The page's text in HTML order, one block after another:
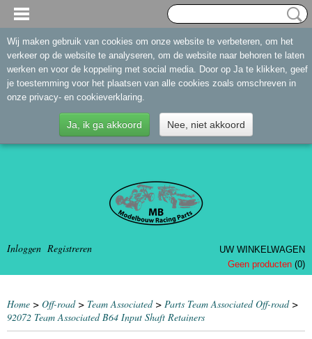
Inloggen Registreren
UW WINKELWAGEN
Geen producten (0)
Home > Off-road> Team Associated> Parts Team Associated Off-road>
92072 Team Associated B64 Input Shaft Retainers
Wij maken gebruik van cookies om onze website te verbeteren, om het
verkeer op de website te analyseren, om de website naar behoren te laten
werken en voor de koppeling met social media. Door op Ja te klikken, geef
je toestemming voor het plaatsen van alle cookies zoals omschreven in
onze privacy- en cookieverklaring.
Ja, ik ga akkoord Nee, niet akkoord